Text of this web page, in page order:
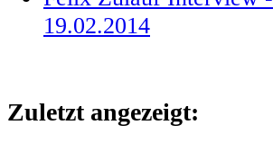
19.02.2014
Zuletzt angezeigt: